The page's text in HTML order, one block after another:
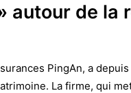
autour de la
PingAn, a
La firme, qui